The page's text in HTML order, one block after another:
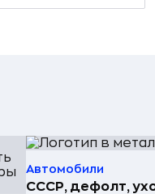
Автомобили
СССР, дефолт,